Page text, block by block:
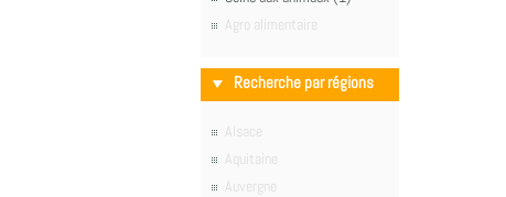
Agro alimentaire
Recherche par régions
Alsace
Aquitaine
Auvergne